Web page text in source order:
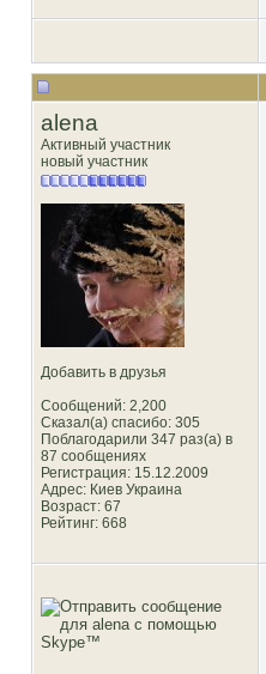
alena
Активный участник
новый участник
Добавить в друзья
Сообщений: 2,200
Сказал(а) спасибо: 305
Поблагодарили 347 раз(а) в
87 сообщениях
Регистрация: 15.12.2009
Адрес: Киев Украина
Возраст: 67
Рейтинг: 668